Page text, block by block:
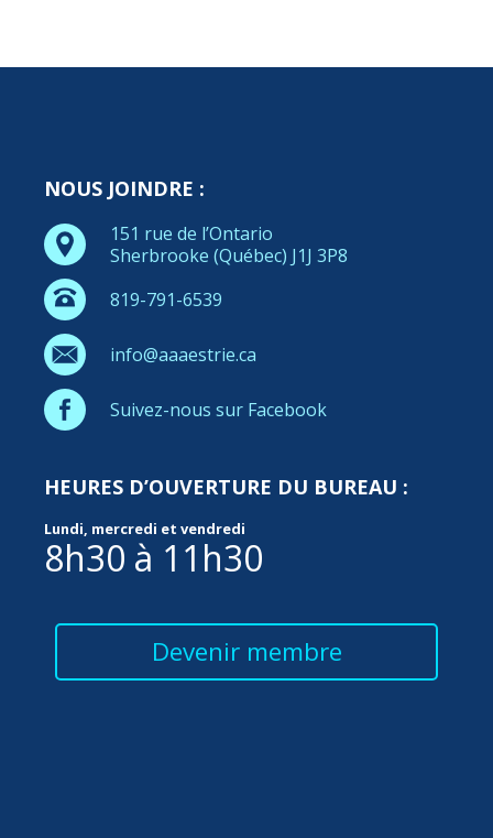
NOUS JOINDRE :
151 rue de l’Ontario
Sherbrooke (Québec) J1J 3P8
819-791-6539
info@aaaestrie.ca
Suivez-nous sur Facebook
HEURES D’OUVERTURE DU BUREAU :
Lundi, mercredi et vendredi
8h30 à 11h30
Devenir membre